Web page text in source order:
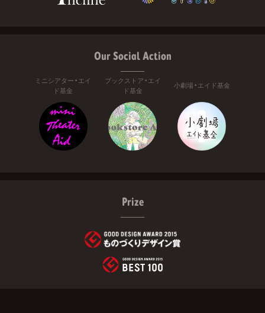
Our Social Action
ミニシアター・エイ
ド基金
ブックストア・エイ
ド基金
小劇場・エイド基金
Prize